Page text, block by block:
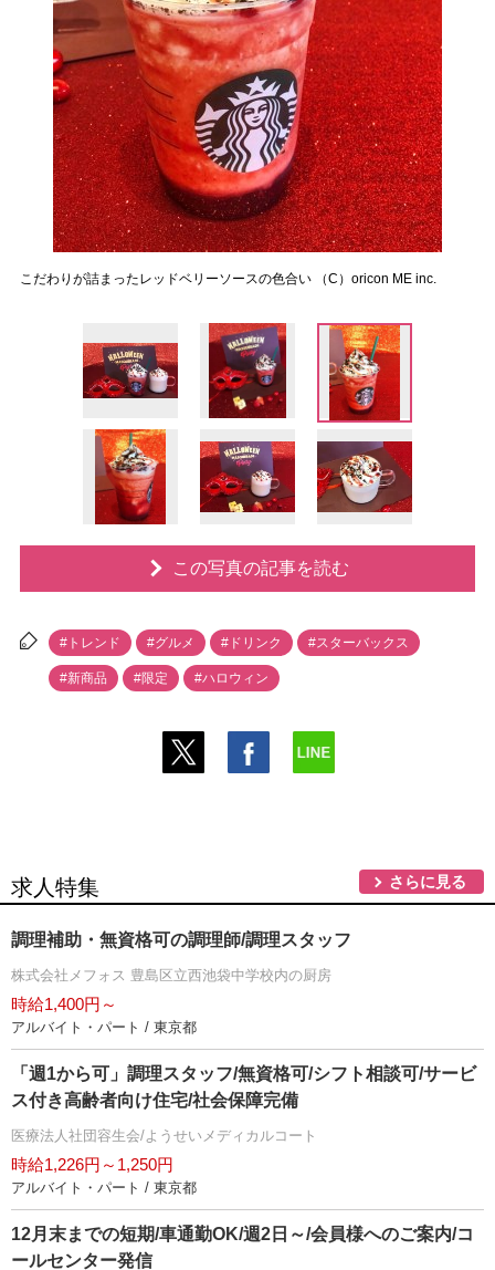
こだわりが詰まったレッドベリーソースの色合い （C）oricon ME inc.
この写真の記事を読む
#トレンド #グルメ #ドリンク #スターバックス
#新商品 #限定 #ハロウィン
求人特集 さらに見る
調理補助・無資格可の調理師/調理スタッフ
株式会社メフォス 豊島区立西池袋中学校内の厨房
時給1,400円～
アルバイト・パート / 東京都
「週1から可」調理スタッフ/無資格可/シフト相談可/サービ
ス付き高齢者向け住宅/社会保障完備
医療法人社団容生会/ようせいメディカルコート
時給1,226円～1,250円
アルバイト・パート / 東京都
12月末までの短期/車通勤OK/週2日～/会員様へのご案内/コ
ールセンター発信